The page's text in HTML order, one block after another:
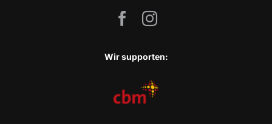
Wir sup­port­en: